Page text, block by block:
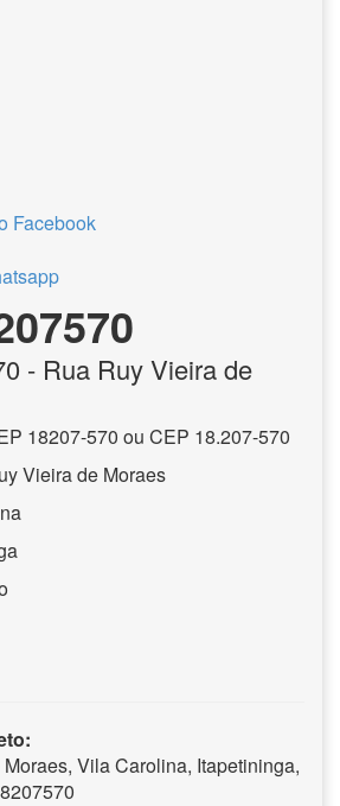
Facebook
- Rua Ruy Vieira de
18207-570 ou CEP 18.207-570
Vieira de Moraes
Vila Carolina, Itapetininga,